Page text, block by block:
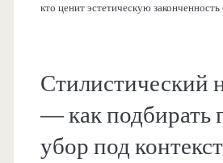
кто ценит эстетическую законченность
Стилистический
— как подбирать
убор под контекст